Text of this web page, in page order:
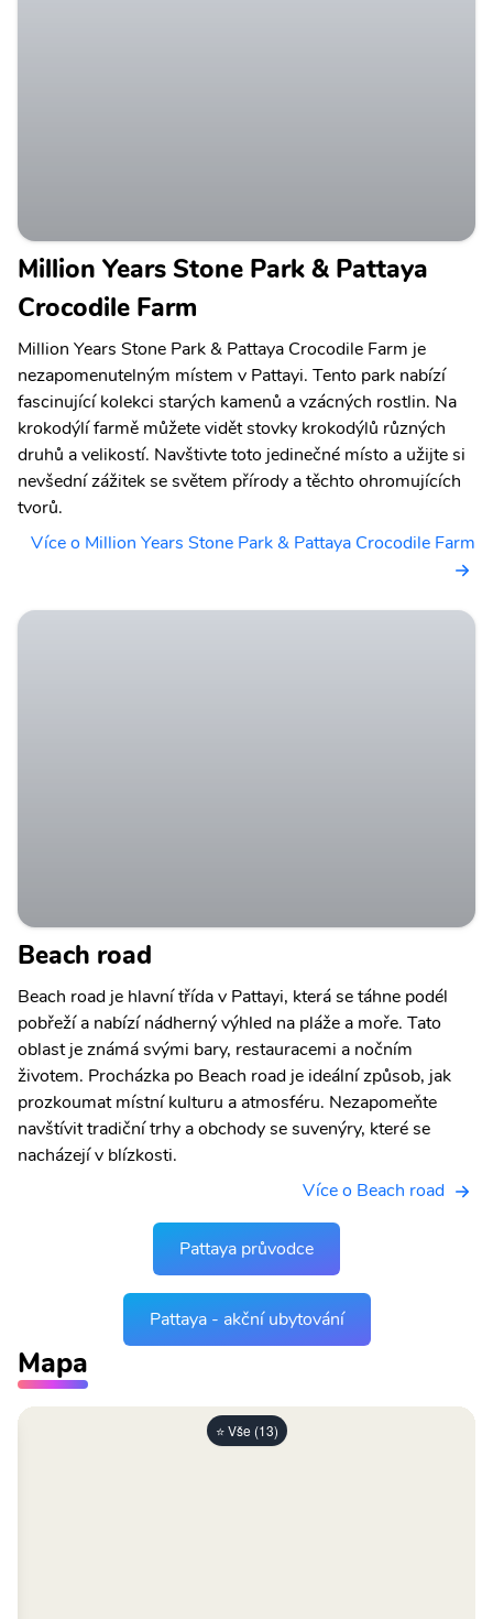
Million Years Stone Park & Pattaya
Crocodile Farm
Million Years Stone Park & Pattaya Crocodile Farm je
nezapomenutelným místem v Pattayi. Tento park nabízí
fascinující kolekci starých kamenů a vzácných rostlin. Na
krokodýlí farmě můžete vidět stovky krokodýlů různých
druhů a velikostí. Navštivte toto jedinečné místo a užijte si
nevšední zážitek se světem přírody a těchto ohromujících
tvorů.
Více o Million Years Stone Park & Pattaya Crocodile Farm
Beach road
Beach road je hlavní třída v Pattayi, která se táhne podél
pobřeží a nabízí nádherný výhled na pláže a moře. Tato
oblast je známá svými bary, restauracemi a nočním
životem. Procházka po Beach road je ideální způsob, jak
prozkoumat místní kulturu a atmosféru. Nezapomeňte
navštívit tradiční trhy a obchody se suvenýry, které se
nacházejí v blízkosti.
Více o Beach road
Pattaya průvodce
Pattaya - akční ubytování
Mapa
⭐ Vše (13)